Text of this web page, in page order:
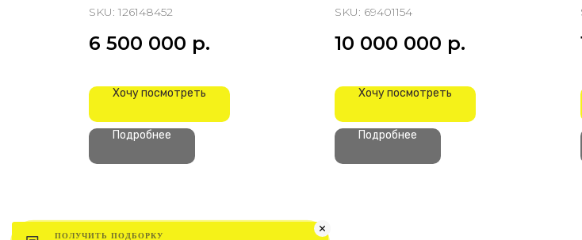
SKU: 126148452
6 500 000 р.
Хочу посмотреть
Подробнее
Стрелковой
Дивизии
SKU: 69401154
10 000 000 р.
Хочу посмотреть
Подробнее
ПОЛУЧИТЬ ПОДБОРКУ
ПОЛУЧИТЬ ПОДБОРКУ